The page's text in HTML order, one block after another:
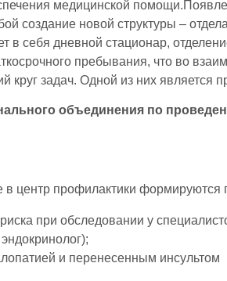
медицинской
создание новой структуры –
в себя дневной стационар,
пребывания, что во
задач. Одной из них является
объединения по
центр профилактики формируются
при обследовании у
и перенесенным инсультом